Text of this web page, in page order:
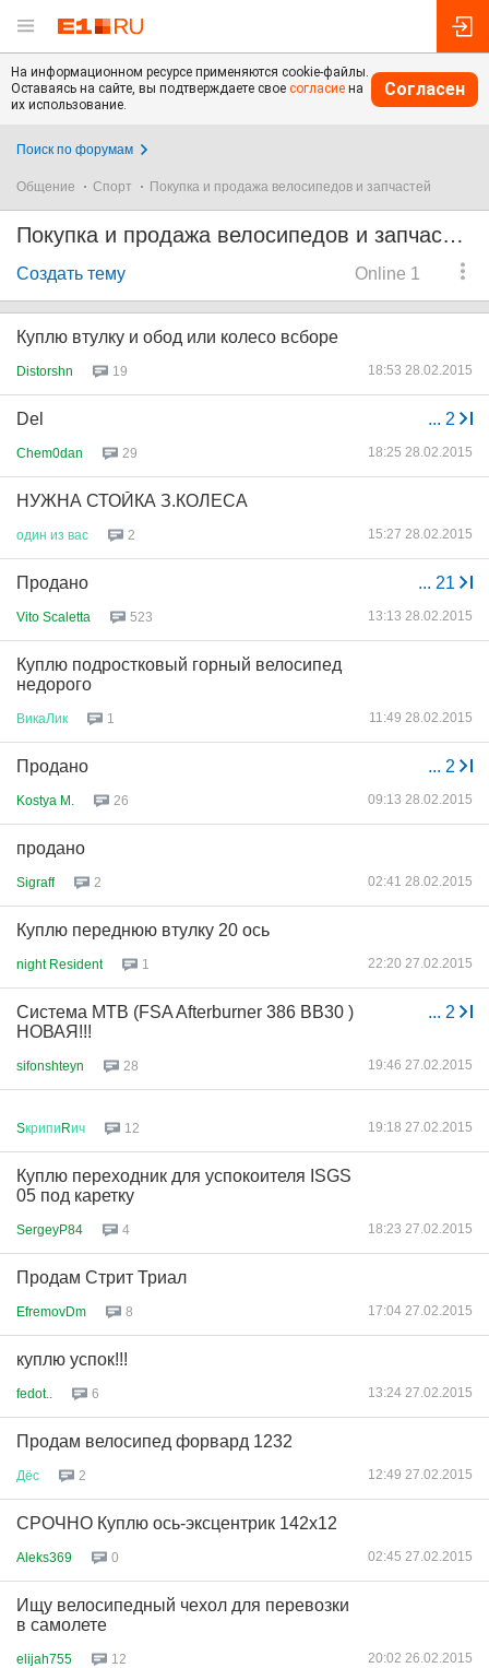
На информационном ресурсе применяются cookie-файлы.
Оставаясь на сайте, вы подтверждаете свое согласие на
их использование.
Согласен
Поиск по форумам
Общение Спорт Покупка и продажа велосипедов и запчастей
Покупка и продажа велосипедов и запчастей
Online 1
Создать тему
Куплю втулку и обод или колесо всборе
Distorshn 19 18:53 28.02.2015
... 2
Del
Chem0dan 29 18:25 28.02.2015
НУЖНА СТОЙКА З.КОЛЕСА
один из вас 2 15:27 28.02.2015
... 21
Продано
Vito Scaletta 523 13:13 28.02.2015
Куплю подростковый горный велосипед
недорого
ВикаЛик 1 11:49 28.02.2015
... 2
Продано
Kostya M. 26 09:13 28.02.2015
продано
Sigraff 2 02:41 28.02.2015
Куплю переднюю втулку 20 ось
night Resident 1 22:20 27.02.2015
... 2
Система МТВ (FSA Afterburner 386 BB30 )
НОВАЯ!!!
sifonshteyn 28 19:46 27.02.2015
SкрипиRич 12 19:18 27.02.2015
Куплю переходник для успокоителя ISGS
05 под каретку
SergeyP84 4 18:23 27.02.2015
Продам Стрит Триал
EfremovDm 8 17:04 27.02.2015
куплю успок!!!
fedot.. 6 13:24 27.02.2015
Продам велосипед форвард 1232
Дёс 2 12:49 27.02.2015
СРОЧНО Куплю ось-эксцентрик 142х12
Aleks369 0 02:45 27.02.2015
Ищу велосипедный чехол для перевозки
в самолете
elijah755 12 20:02 26.02.2015